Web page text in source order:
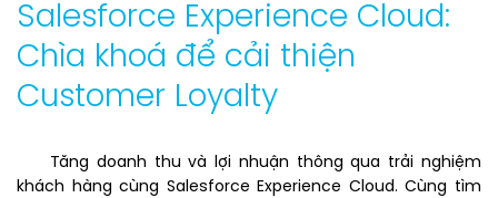
Salesforce Experience Cloud:
Chìa khoá để cải thiện
Customer Loyalty
Tăng doanh thu và lợi nhuận thông qua trải nghiệm
khách hàng cùng Salesforce Experience Cloud. Cùng tìm